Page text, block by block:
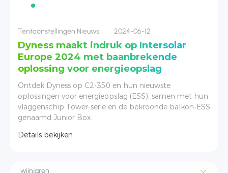
Tentoonstellingen Nieuws 2024-07-12
Dyness schittert op Solar & Storage
Live Vietnam 2024
Solar & Storage Live Vietnam 2024 werd gehouden
van 10 tot 11 juli in SKY EXPO in Ho Chi Minh City,
Vietnam. Dyness bracht zijn gediversifieerde producten
en full-scenario-oplossingen onder zijn huishoudelijke
Details bekijken